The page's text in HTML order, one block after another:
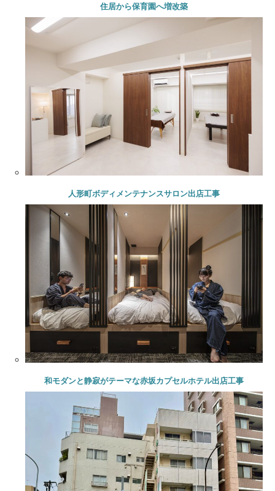
住居から保育園へ増改築
人形町ボディメンテナンスサロン出店工事
和モダンと静寂がテーマな赤坂カプセルホテル出店工事